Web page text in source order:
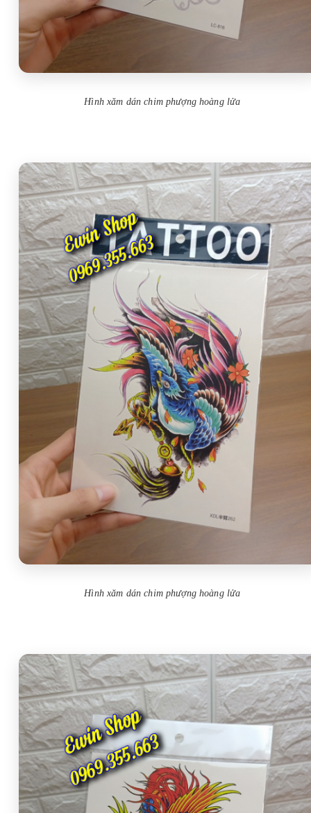
Hình xăm dán chim phượng hoàng lửa
Hình xăm dán chim phượng hoàng lửa